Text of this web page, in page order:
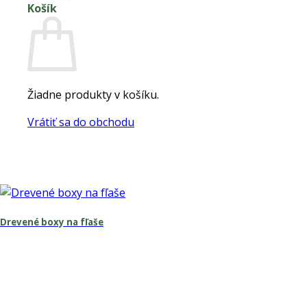
Košík
Žiadne produkty v košíku.
Vrátiť sa do obchodu
Drevené boxy na fľaše